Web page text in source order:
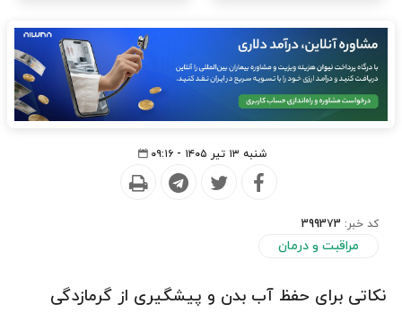
شنبه ۱۳ تیر ۱۴۰۵ - ۰۹:۱۶
کد خبر: 399373
مراقبت و درمان
نکاتی برای حفظ آب بدن و پیشگیری از گرمازدگی